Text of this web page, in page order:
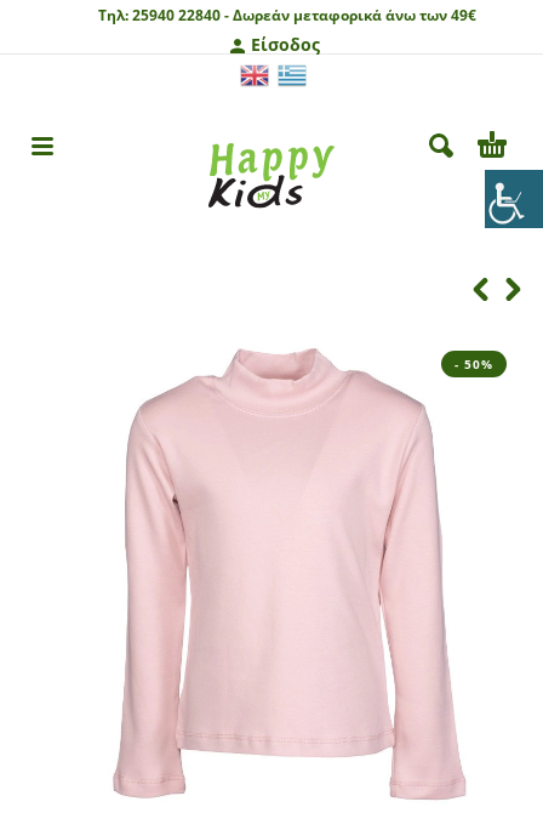
Τηλ:25940 22840 -Δωρεάν μεταφορικά άνω των 49€
Είσοδος
- 50%